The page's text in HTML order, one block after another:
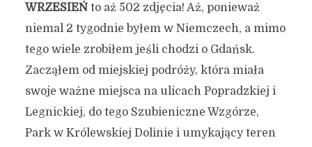
WRZESIEŃto aż 502 zdjęcia! Aż, ponieważ
niemal 2 tygodnie byłem w Niemczech, a mimo
tego wiele zrobiłem jeśli chodzi o Gdańsk.
Zacząłem od miejskiej podróży, która miała
swoje ważne miejsca na ulicach Popradzkiej i
Legnickiej, do tego Szubieniczne Wzgórze,
Park w Królewskiej Dolinie i umykający teren